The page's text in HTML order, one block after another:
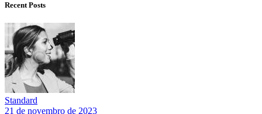
Recent Posts
Standard
21 de novembro de 2023